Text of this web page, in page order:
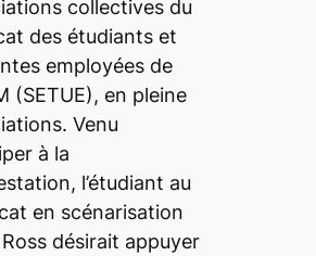
collectives du
des étudiants et
employées de
(SETUE), en pleine
Venu
à la
l’étudiant au
en scénarisation
désirait appuyer